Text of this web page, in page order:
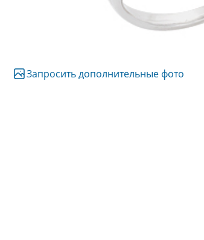
Запросить дополнительные фото